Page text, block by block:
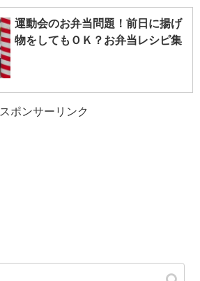
運動会のお弁当問題！前日に揚げ
物をしてもＯＫ？お弁当レシピ集
スポンサーリンク